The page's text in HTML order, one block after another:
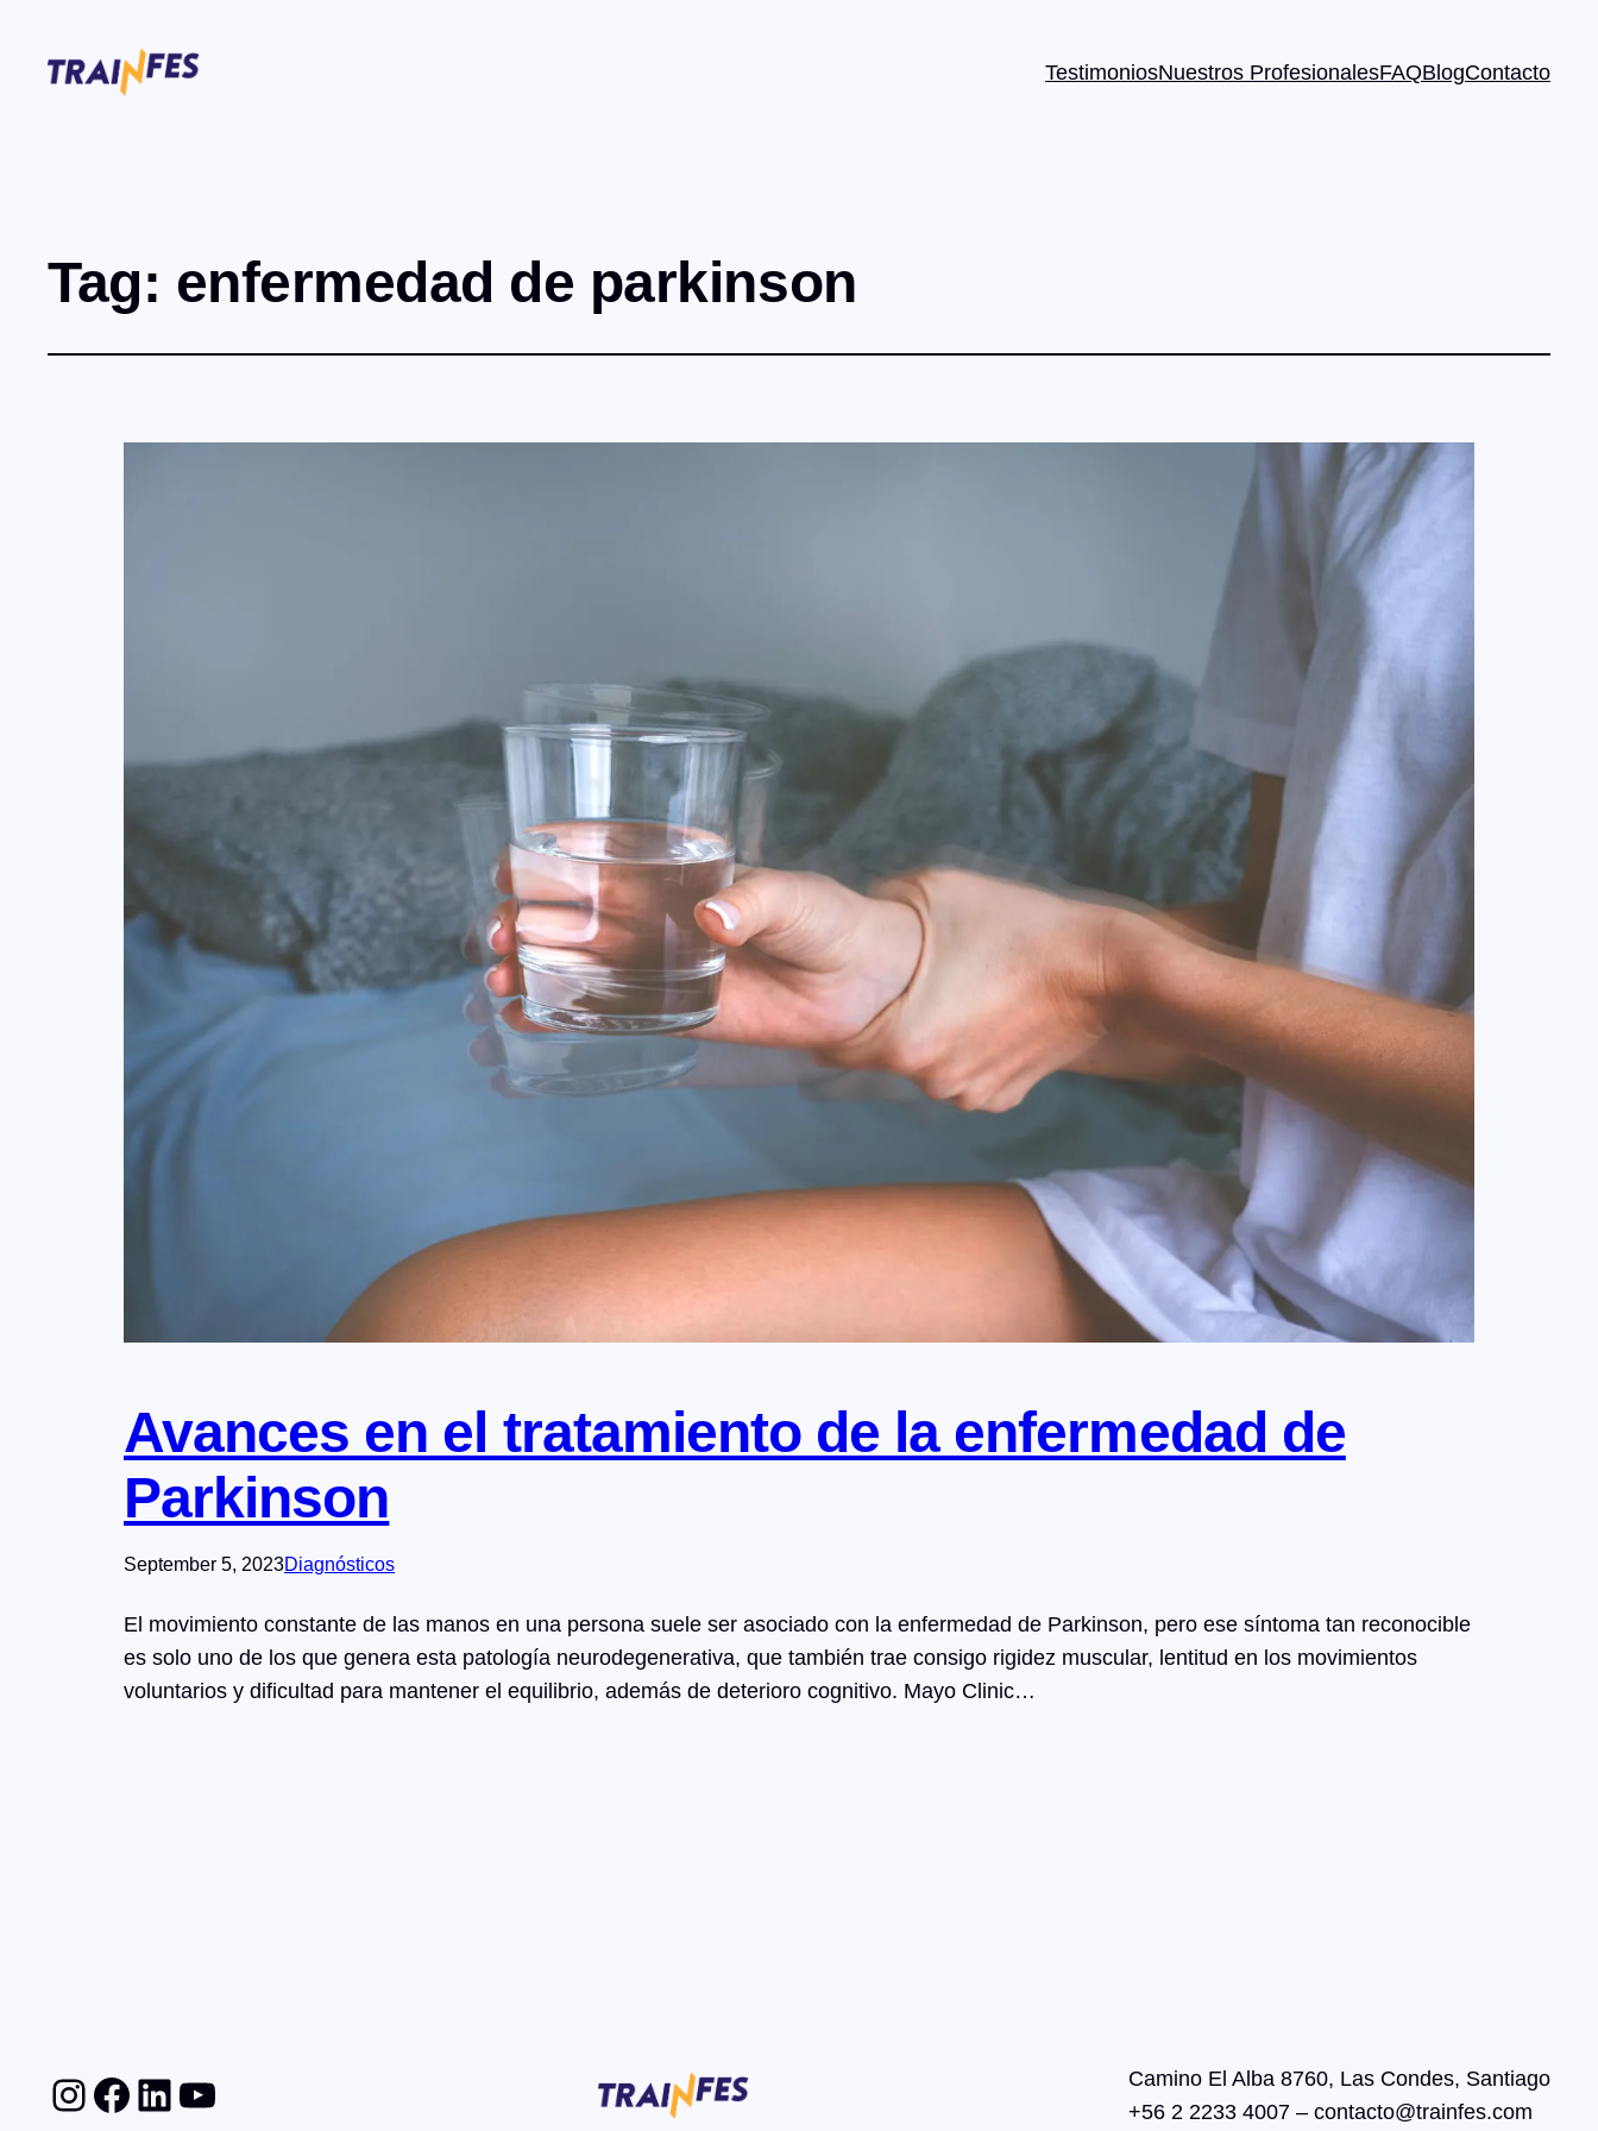
TestimoniosNuestros ProfesionalesFAQBlogContacto
Tag: enfermedad de parkinson
Avances en el tratamiento de la enfermedad de
Parkinson
September 5, 2023Diagnósticos
El movimiento constante de las manos en una persona suele ser asociado con la enfermedad de Parkinson, pero ese síntoma tan reconocible
es solo uno de los que genera esta patología neurodegenerativa, que también trae consigo rigidez muscular, lentitud en los movimientos
voluntarios y dificultad para mantener el equilibrio, además de deterioro cognitivo. Mayo Clinic…
Instagram
Facebook
LinkedIn
YouTube
Camino El Alba 8760, Las Condes, Santiago
+56 2 2233 4007 – contacto@trainfes.com